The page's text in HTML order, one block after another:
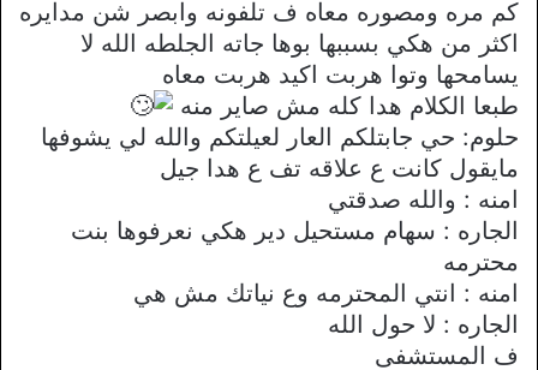
كم مره ومصوره معاه ف تلفونه وابصر شن مدايره
اكثر من هكي بسببها بوها جاته الجلطه الله لا
يسامحها وتوا هربت اكيد هربت معاه
طبعا الكلام هدا كله مش صاير منه
حلوم: حي جابتلكم العار لعيلتكم والله لي يشوفها
مايقول كانت ع علاقه تف ع هدا جيل
امنه : والله صدقتي
الجاره : سهام مستحيل دير هكي نعرفوها بنت
محترمه
امنه : انتي المحترمه وع نياتك مش هي
الجاره : لا حول الله
ف المستشفى